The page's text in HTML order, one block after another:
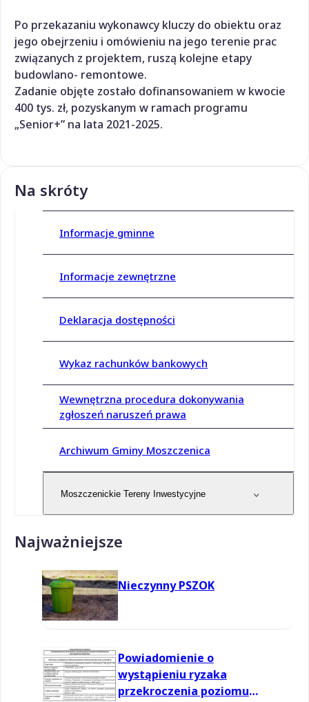
Po przekazaniu wykonawcy kluczy do obiektu oraz
jego obejrzeniu i omówieniu na jego terenie prac
związanych z projektem, ruszą kolejne etapy
budowlano- remontowe.
Zadanie objęte zostało dofinansowaniem w kwocie
400 tys. zł, pozyskanym w ramach programu
„Senior+” na lata 2021-2025.
Na skróty
Informacje gminne
Informacje zewnętrzne
Deklaracja dostępności
Wykaz rachunków bankowych
Wewnętrzna procedura dokonywania
zgłoszeń naruszeń prawa
Archiwum Gminy Moszczenica
Moszczenickie Tereny Inwestycyjne
Najważniejsze
Nieczynny PSZOK
Powiadomienie o
wystąpieniu ryzaka
przekroczenia poziomu